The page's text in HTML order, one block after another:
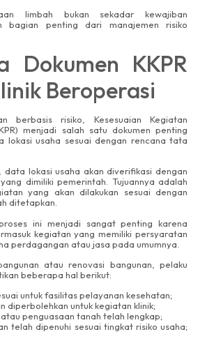
limbah bukan sekadar kewajiban
bagian penting dari manajemen risiko
Dokumen KKPR
Beroperasi
berbasis risiko, Kesesuaian Kegiatan
menjadi salah satu dokumen penting
lokasi usaha sesuai dengan rencana tata
data lokasi usaha akan diverifikasi dengan
dimiliki pemerintah. Tujuannya adalah
yang akan dilakukan sesuai dengan
ditetapkan.
ini menjadi sangat penting karena
kegiatan yang memiliki persyaratan
perdagangan atau jasa pada umumnya.
atau renovasi bangunan, pelaku
beberapa hal berikut:
untuk fasilitas pelayanan kesehatan;
diperbolehkan untuk kegiatan klinik;
penguasaan tanah telah lengkap;
telah dipenuhi sesuai tingkat risiko usaha;